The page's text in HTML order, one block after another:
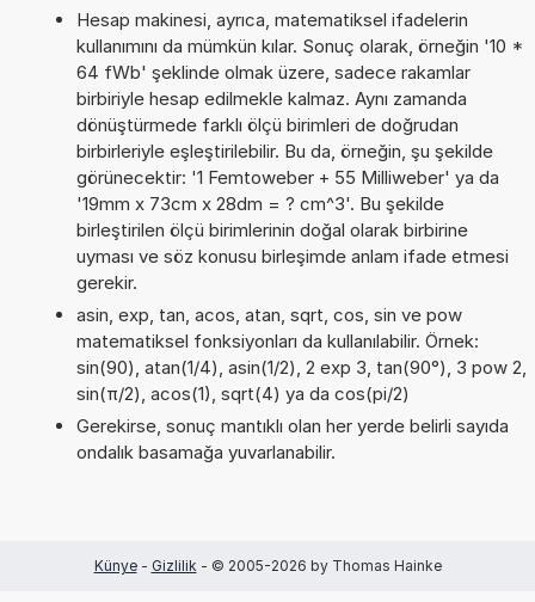
Hesap makinesi, ayrıca, matematiksel ifadelerin
kullanımını da mümkün kılar. Sonuç olarak, örneğin '10 *
64 fWb' şeklinde olmak üzere, sadece rakamlar
birbiriyle hesap edilmekle kalmaz. Aynı zamanda
dönüştürmede farklı ölçü birimleri de doğrudan
birbirleriyle eşleştirilebilir. Bu da, örneğin, şu şekilde
görünecektir: '1 Femtoweber + 55 Milliweber' ya da
'19mm x 73cm x 28dm = ? cm^3'. Bu şekilde
birleştirilen ölçü birimlerinin doğal olarak birbirine
uyması ve söz konusu birleşimde anlam ifade etmesi
gerekir.
asin, exp, tan, acos, atan, sqrt, cos, sin ve pow
matematiksel fonksiyonları da kullanılabilir. Örnek:
sin(90), atan(1/4), asin(1/2), 2 exp 3, tan(90°), 3 pow 2,
sin(π/2), acos(1), sqrt(4) ya da cos(pi/2)
Gerekirse, sonuç mantıklı olan her yerde belirli sayıda
ondalık basamağa yuvarlanabilir.
Künye- Gizlilik - © 2005-2026 by Thomas Hainke